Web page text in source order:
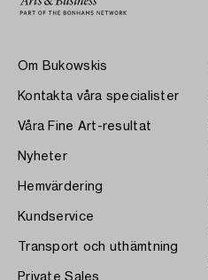
Om Bukowskis
Kontakta våra specialister
Våra Fine Art-resultat
Nyheter
Hemvärdering
Kundservice
Transport och uthämtning
Private Sales